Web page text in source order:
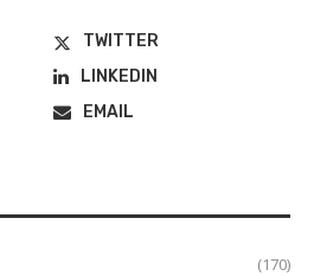
TWITTER
LINKEDIN
EMAIL
(170)